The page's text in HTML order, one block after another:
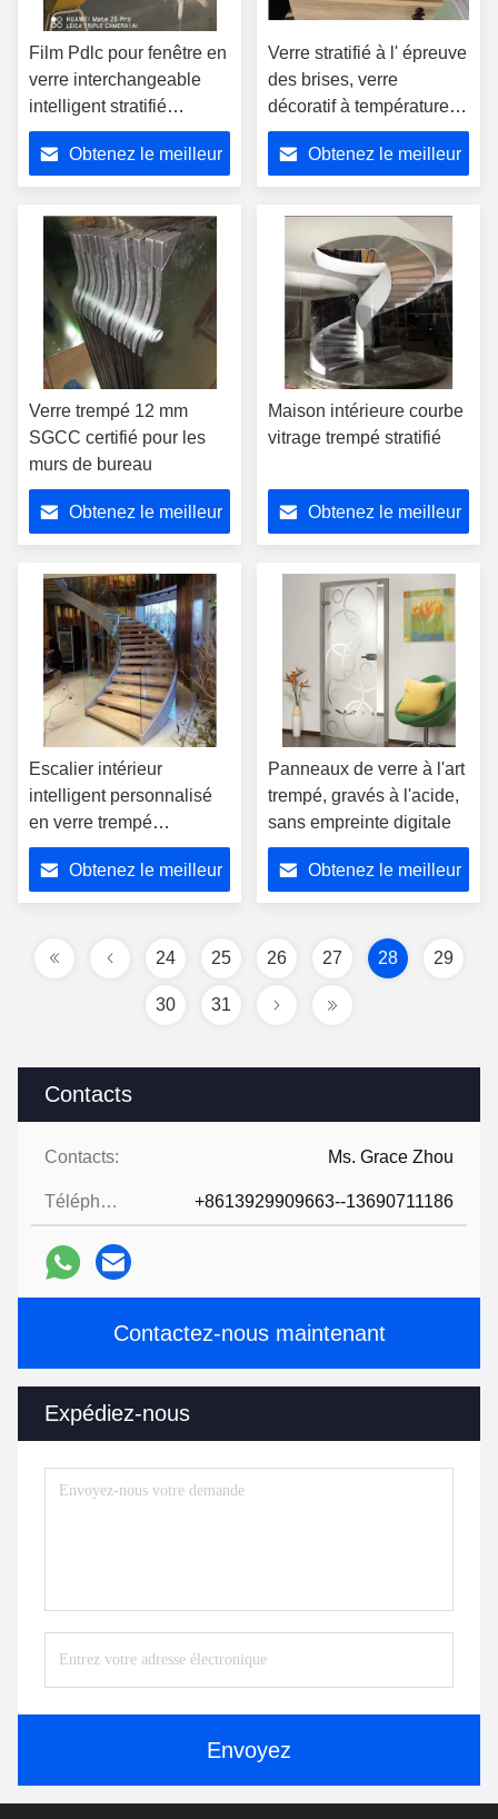
Contacts
Contacts: Ms. Grace Zhou
Téléphone: +8613929909663--13690711186
Contactez-nous maintenant
Expédiez-nous
Envoyez
Film Pdlc pour fenêtre en
verre interchangeable
intelligent stratifié
homologué CE
Obtenez le meilleur
Verre stratifié à l' épreuve
des brises, verre
décoratif à température
interne
Obtenez le meilleur
Verre trempé 12 mm
SGCC certifié pour les
murs de bureau
Obtenez le meilleur
Maison intérieure courbe
vitrage trempé stratifié
Obtenez le meilleur
Escalier intérieur
intelligent personnalisé
en verre trempé
Économie d'espace
Obtenez le meilleur
Panneaux de verre à l'art
trempé, gravés à l'acide,
sans empreinte digitale
Obtenez le meilleur
24 25 26 27 28 29
30 31